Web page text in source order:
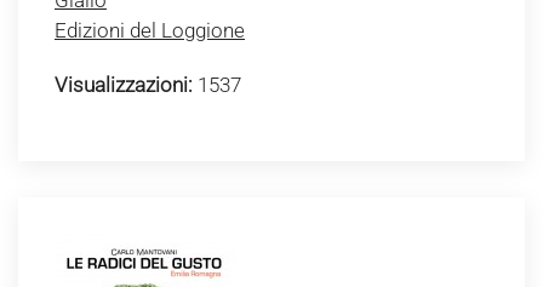
Edizioni del Loggione
Visualizzazioni: 1537